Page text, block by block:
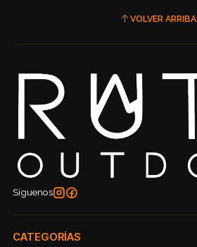
VOLVER ARRIBA
Síguenos
CATEGORÍAS